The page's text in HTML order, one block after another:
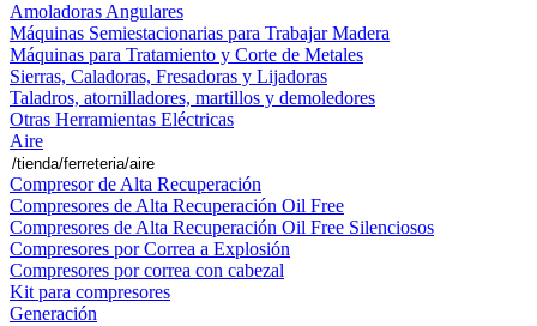
Amoladoras Angulares
Máquinas Semiestacionarias para Trabajar Madera
Máquinas para Tratamiento y Corte de Metales
Sierras, Caladoras, Fresadoras y Lijadoras
Taladros, atornilladores, martillos y demoledores
Otras Herramientas Eléctricas
Aire
Compresor de Alta Recuperación
Compresores de Alta Recuperación Oil Free
Compresores de Alta Recuperación Oil Free Silenciosos
Compresores por Correa a Explosión
Compresores por correa con cabezal
Kit para compresores
Generación